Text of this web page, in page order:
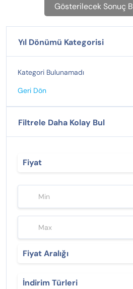
Gösterilecek Sonuç
Yıl Dönümü Kategorisi
Kategori Bulunamadı
Geri Dön
Filtrele Daha Kolay Bul
Fiyat
Fiyat Aralığı
İndirim Türleri